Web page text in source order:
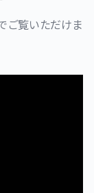
ご覧いただけま